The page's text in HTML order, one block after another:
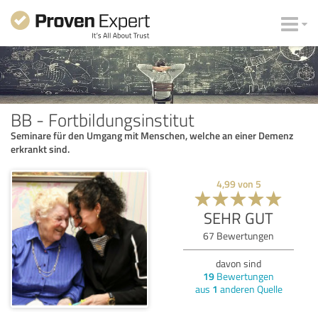
BB - Fortbildungsinstitut
Seminare für den Umgang mit Menschen, welche an einer Demenz
erkrankt sind.
4,99von 5
SEHR GUT
67 Bewertungen
davon sind
19 Bewertungen
aus 1 anderen Quelle